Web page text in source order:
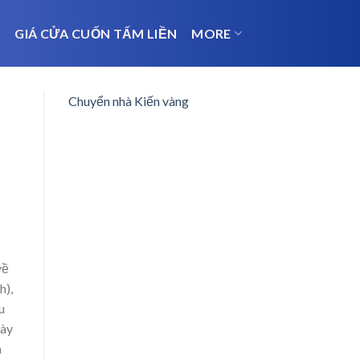
GIÁ CỬA CUỐN TẤM LIỀN MORE
Chuyển nhà Kiến vàng